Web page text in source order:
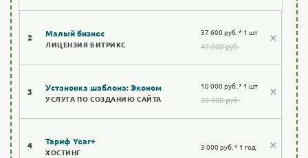
2 Малый бизнес
ЛИЦЕНЗИЯ БИТРИКС
37 600 руб. * 1 шт
47 000 руб.
3 Установка шаблона: Эконом
УСЛУГА ПО СОЗДАНИЮ САЙТА
10 000 руб. * 1 шт
20 000 руб.
4 Тариф Year+
ХОСТИНГ
3 000 руб. * 1 год